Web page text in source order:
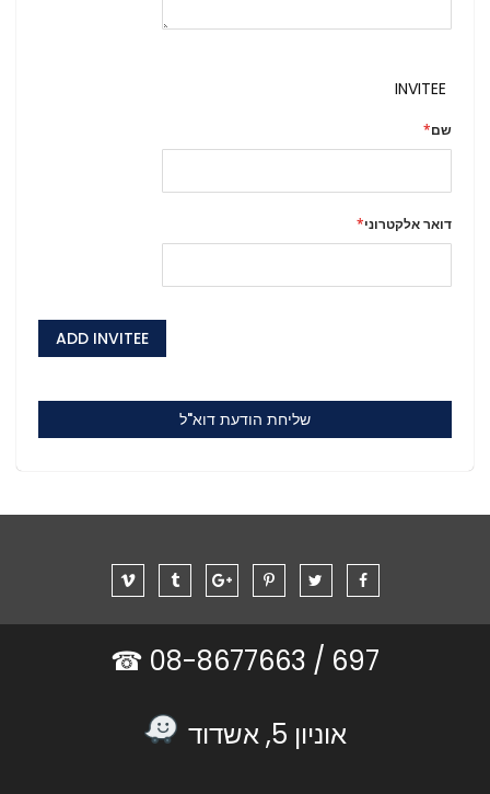
INVITEE
שם
דואר אלקטרוני
ADD INVITEE
שליחת הודעת דוא"ל
697 /
אוניון 5, אשדוד